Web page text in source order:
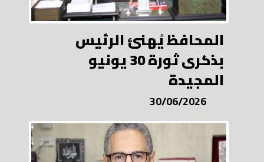
المحافظ يُهنئ الرئيس
بذكرى ثورة 30 يونيو
المجيدة
30/06/2026